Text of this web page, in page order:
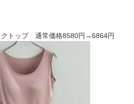
クトップ 通常価格8580円→6864円